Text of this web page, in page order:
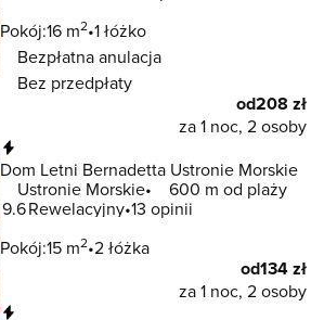
Pokój:16 m2 1 łóżko
Bezpłatna anulacja
Bez przedpłaty
od208 zł
za 1 noc, 2 osoby
Dom Letni Bernadetta Ustronie Morskie
Ustronie Morskie
600 m od plaży
9.6Rewelacyjny 13 opinii
Pokój:15 m2 2 łóżka
od134 zł
za 1 noc, 2 osoby